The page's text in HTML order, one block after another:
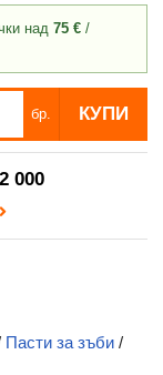
над 75 € /
бр. КУПИ
000
Пасти за зъби/